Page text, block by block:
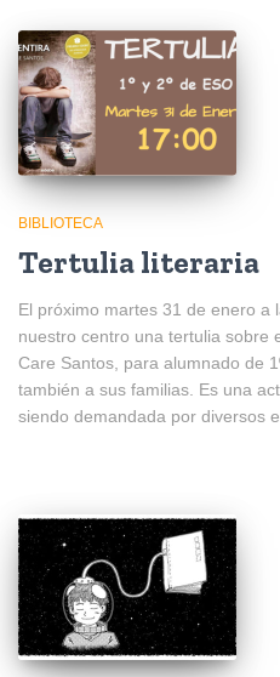
BIBLIOTECA
Tertulia literaria
El próximo martes 31 de enero a
nuestro centro una tertulia sobre
Care Santos, para alumnado de
también a sus familias. Es una
siendo demandada por diversos